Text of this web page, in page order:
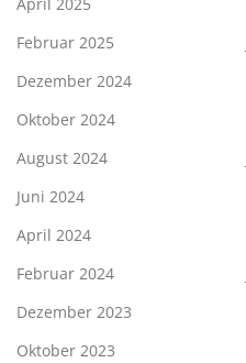
Februar 2025
Dezember 2024
Oktober 2024
August 2024
Juni 2024
April 2024
Februar 2024
Dezember 2023
Oktober 2023